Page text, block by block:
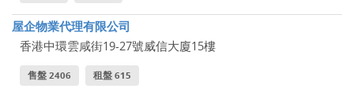
屋企物業代理有限公司
香港中環雲咸街19-27號威信大廈15樓
售盤 2406 租盤 615